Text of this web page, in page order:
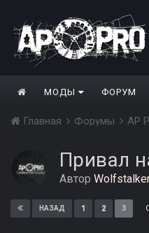
МОДЫ ФОРУМ
Главная Форумы AP
Привал
Автор Wolfstalker
НАЗАД 1 2 3